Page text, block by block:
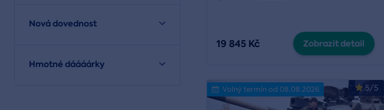
Nová dovednost
Hmotné dáááárky
19 845 Kč Zobrazit detail
5/5
Volný termín od 08.08.2026